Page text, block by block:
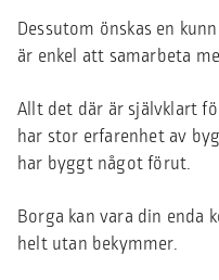
Dessutom önskas en
är enkel att samarbeta
Allt det där är självklart
har stor erfarenhet av
har byggt något förut.
Borga kan vara din enda
helt utan bekymmer.